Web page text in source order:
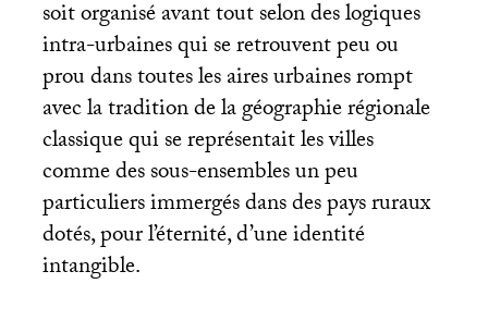
soit organisé avant tout selon des logiques
intra-urbaines qui se retrouvent peu ou
prou dans toutes les aires urbaines rompt
avec la tradition de la géographie régionale
classique qui se représentait les villes
comme des sous-ensembles un peu
particuliers immergés dans des pays ruraux
dotés, pour l’éternité, d’une identité
intangible.